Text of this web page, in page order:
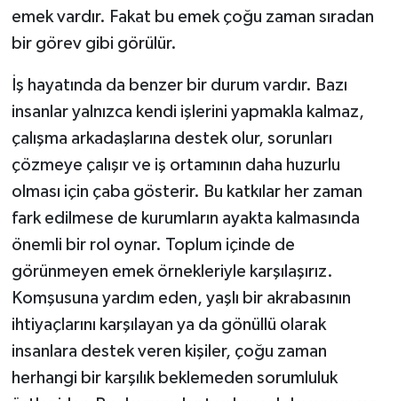
emek vardır. Fakat bu emek çoğu zaman sıradan
bir görev gibi görülür.
İş hayatında da benzer bir durum vardır. Bazı
insanlar yalnızca kendi işlerini yapmakla kalmaz,
çalışma arkadaşlarına destek olur, sorunları
çözmeye çalışır ve iş ortamının daha huzurlu
olması için çaba gösterir. Bu katkılar her zaman
fark edilmese de kurumların ayakta kalmasında
önemli bir rol oynar. Toplum içinde de
görünmeyen emek örnekleriyle karşılaşırız.
Komşusuna yardım eden, yaşlı bir akrabasının
ihtiyaçlarını karşılayan ya da gönüllü olarak
insanlara destek veren kişiler, çoğu zaman
herhangi bir karşılık beklemeden sorumluluk